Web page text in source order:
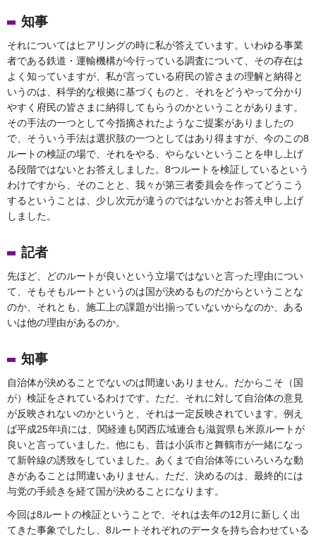
知事
それについてはヒアリングの時に私が答えています。いわゆる事業
者である鉄道・運輸機構が今行っている調査について、その存在は
よく知っていますが、私が言っている府民の皆さまの理解と納得と
いうのは、科学的な根拠に基づくものと、それをどうやって分かり
やすく府民の皆さまに納得してもらうのかということがあります。
その手法の一つとして今指摘されたようなご提案がありましたの
で、そういう手法は選択肢の一つとしてはあり得ますが、今のこの8
ルートの検証の場で、それをやる、やらないということを申し上げ
る段階ではないとお答えしました。8つルートを検証しているという
わけですから、そのことと、我々が第三者委員会を作ってどうこう
するということは、少し次元が違うのではないかとお答え申し上げ
しました。
記者
先ほど、どのルートが良いという立場ではないと言った理由につい
て、そもそもルートというのは国が決めるものだからということな
のか、それとも、施工上の課題が出揃っていないからなのか、ある
いは他の理由があるのか。
知事
自治体が決めることでないのは間違いありません。だからこそ（国
が）検証をされているわけです。ただ、それに対して自治体の意見
が反映されないのかというと、それは一定反映されています。例え
ば平成25年頃には、関経連も関西広域連合も滋賀県も米原ルートが
良いと言っていました。他にも、昔は小浜市と舞鶴市が一緒になっ
て新幹線の誘致をしていました。あくまで自治体等にいろいろな動
きがあることは間違いありません。ただ、決めるのは、最終的には
与党の手続きを経て国が決めることになります。
今回は8ルートの検証ということで、それは去年の12月に新しく出
てきた事象でしたし、8ルートそれぞれのデータを持ち合わせている